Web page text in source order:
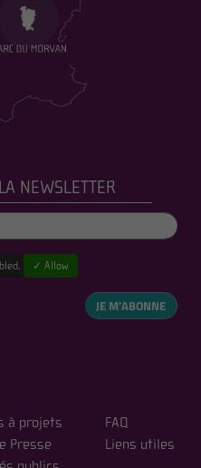
NEWSLETTER
✓ Allow
JE M'ABONNE
à projets
Presse
FAQ
Liens utiles